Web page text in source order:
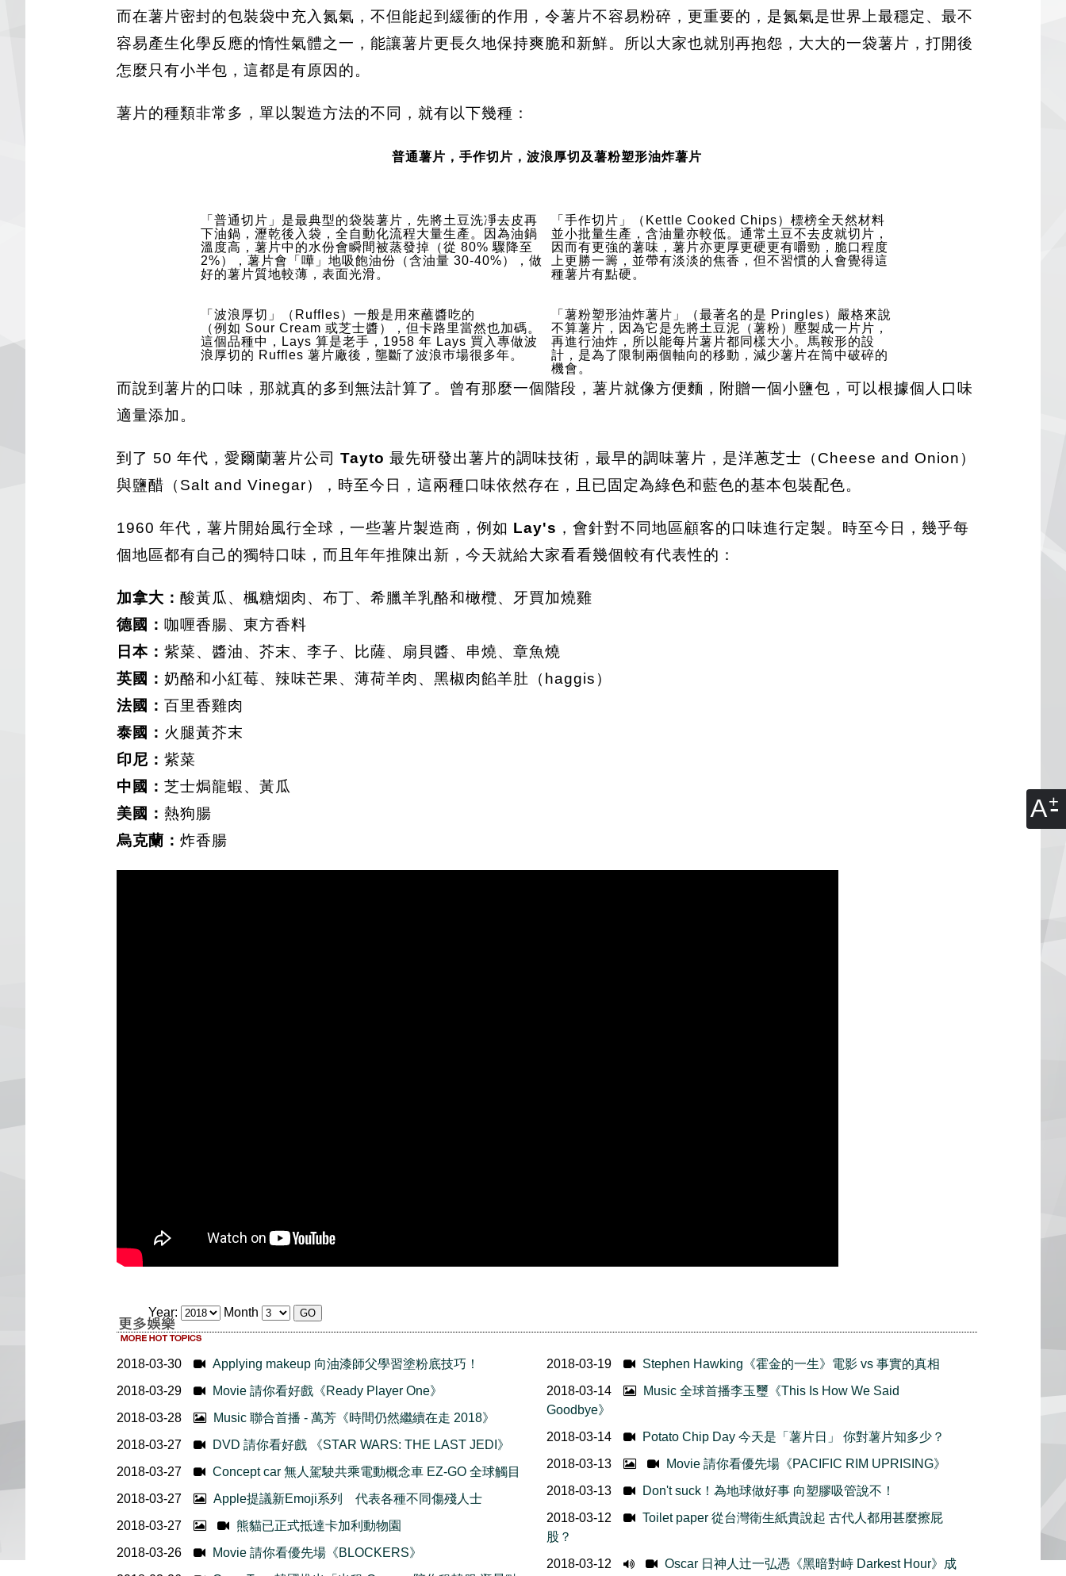
A
而在薯片密封的包裝袋中充入氮氣，不但能起到緩衝的作用，令薯片不容易粉碎，更重要的，是氮氣是世界上最穩定、最不
容易產生化學反應的惰性氣體之一，能讓薯片更長久地保持爽脆和新鮮。所以大家也就別再抱怨，大大的一袋薯片，打開後
怎麼只有小半包，這都是有原因的。
薯片的種類非常多，單以製造方法的不同，就有以下幾種：
普通薯片，手作切片，波浪厚切及薯粉塑形油炸薯片
「普通切片」是最典型的袋裝薯片，先將土豆洗凈去皮再
下油鍋，瀝乾後入袋，全自動化流程大量生產。因為油鍋
溫度高，薯片中的水份會瞬間被蒸發掉（從 80% 驟降至
2%），薯片會「嘩」地吸飽油份（含油量 30-40%），做
好的薯片質地較薄，表面光滑。
「手作切片」（Kettle Cooked Chips）標榜全天然材料
並小批量生產，含油量亦較低。通常土豆不去皮就切片，
因而有更強的薯味，薯片亦更厚更硬更有嚼勁，脆口程度
上更勝一籌，並帶有淡淡的焦香，但不習慣的人會覺得這
種薯片有點硬。
「波浪厚切」（Ruffles）一般是用來蘸醬吃的
（例如 Sour Cream 或芝士醬），但卡路里當然也加碼。
這個品種中，Lays 算是老手，1958 年 Lays 買入專做波
浪厚切的 Ruffles 薯片廠後，壟斷了波浪巿場很多年。
「薯粉塑形油炸薯片」（最著名的是 Pringles）嚴格來說
不算薯片，因為它是先將土豆泥（薯粉）壓製成一片片，
再進行油炸，所以能每片薯片都同樣大小。馬鞍形的設
計，是為了限制兩個軸向的移動，減少薯片在筒中破碎的
機會。
而說到薯片的口味，那就真的多到無法計算了。曾有那麼一個階段，薯片就像方便麵，附贈一個小鹽包，可以根據個人口味
適量添加。
到了 50 年代，愛爾蘭薯片公司 Tayto 最先研發出薯片的調味技術，最早的調味薯片，是洋蔥芝士（Cheese and Onion）
與鹽醋（Salt and Vinegar），時至今日，這兩種口味依然存在，且已固定為綠色和藍色的基本包裝配色。
1960 年代，薯片開始風行全球，一些薯片製造商，例如 Lay's ，會針對不同地區顧客的口味進行定製。時至今日，幾乎每
個地區都有自己的獨特口味，而且年年推陳出新，今天就給大家看看幾個較有代表性的：
加拿大： 酸黃瓜、楓糖烟肉、布丁、希臘羊乳酪和橄欖、牙買加燒雞
德國： 咖喱香腸、東方香料
日本： 紫菜、醬油、芥末、李子、比薩、扇貝醬、串燒、章魚燒
英國： 奶酪和小紅莓、辣味芒果、薄荷羊肉、黑椒肉餡羊肚（haggis）
法國： 百里香雞肉
泰國： 火腿黃芥末
印尼： 紫菜
中國： 芝士焗龍蝦、黃瓜
美國： 熱狗腸
烏克蘭： 炸香腸
Year: Month
2018-03-30
Applying makeup 向油漆師父學習塗粉底技巧！
2018-03-29
Movie 請你看好戲《Ready Player One》
2018-03-28
Music 聯合首播 - 萬芳《時間仍然繼續在走 2018》
2018-03-27
DVD 請你看好戲 《STAR WARS: THE LAST JEDI》
2018-03-27
Concept car 無人駕駛共乘電動概念車 EZ-GO 全球觸目
2018-03-27
Apple提議新Emoji系列 代表各種不同傷殘人士
2018-03-27
熊貓已正式抵達卡加利動物園
2018-03-26
Movie 請你看優先場《BLOCKERS》
2018-03-19
Stephen Hawking《霍金的一生》電影 vs 事實的真相
2018-03-14
Music 全球首播李玉璽《This Is How We Said
Goodbye》
2018-03-14
Potato Chip Day 今天是「薯片日」 你對薯片知多少？
2018-03-13
Movie 請你看優先場《PACIFIC RIM UPRISING》
2018-03-13
Don't suck！為地球做好事 向塑膠吸管說不！
2018-03-12
Toilet paper 從台灣衛生紙貴說起 古代人都用甚麼擦屁
股？
2018-03-12
Oscar 日神人辻一弘憑《黑暗對峙 Darkest Hour》成